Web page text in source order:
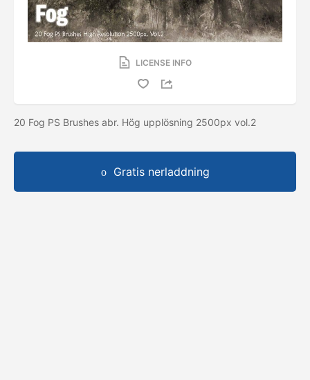
LICENSE INFO
20 Fog PS Brushes abr. Hög upplösning 2500px vol.2
Gratis nerladdning